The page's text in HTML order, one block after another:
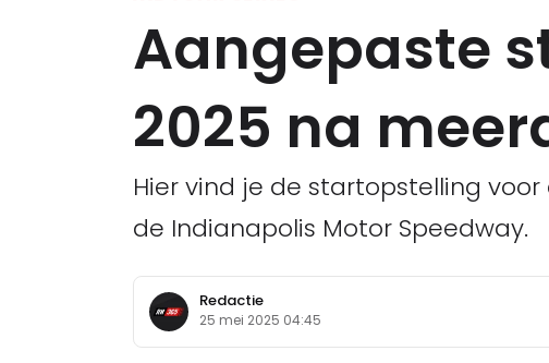
Aangepaste
2025 na
Hier vind je de startopstelling
de Indianapolis Motor Speedway.
Redactie
25 mei 2025 04:45